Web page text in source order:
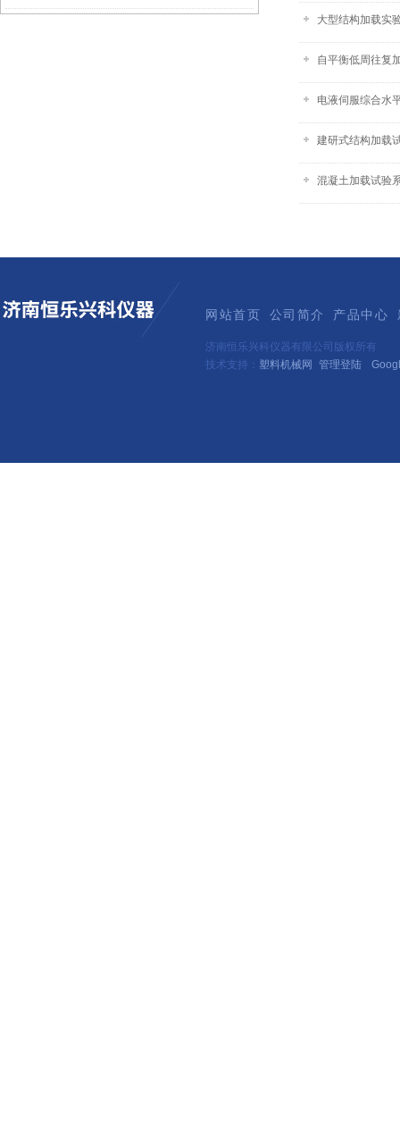
大型结构加载实
自平衡低周往复
电液伺服综合水
建研式结构加载
混凝土加载试验
网站首页 公司简介 产品中心
济南恒乐兴科仪器有限公司版权所有
技术支持： 塑料机械网 管理登陆